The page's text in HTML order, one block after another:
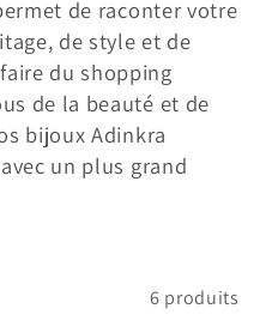
de raconter votre
de style et de
du shopping
de la beauté et de
bijoux Adinkra
un plus grand
6 produits